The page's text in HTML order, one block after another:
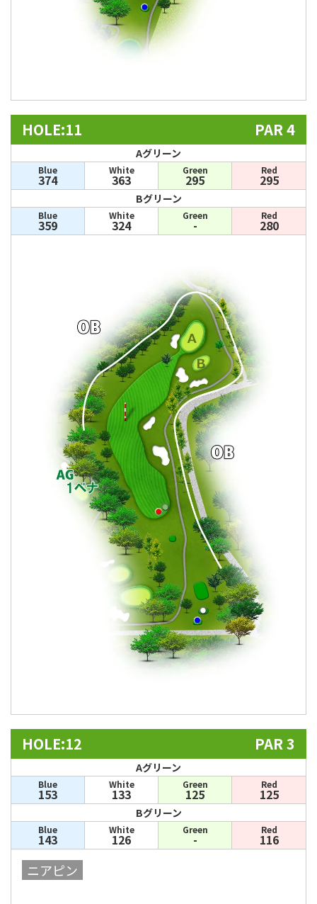
HOLE:11 PAR 4
Aグリーン
Blue
374
White
363
Green
295
Red
295
Bグリーン
Blue
359
White
324
Green
-
Red
280
HOLE:12 PAR 3
Aグリーン
Blue
153
White
133
Green
125
Red
125
Bグリーン
Blue
143
White
126
Green
-
Red
116
ニアピン